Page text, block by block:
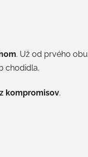
. Už od prvého
chodidla.
kompromisov.